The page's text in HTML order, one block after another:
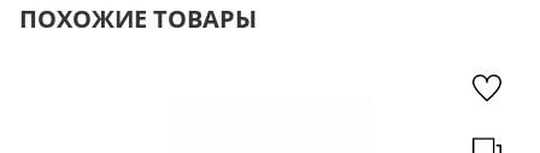
ПОХОЖИЕ ТОВАРЫ